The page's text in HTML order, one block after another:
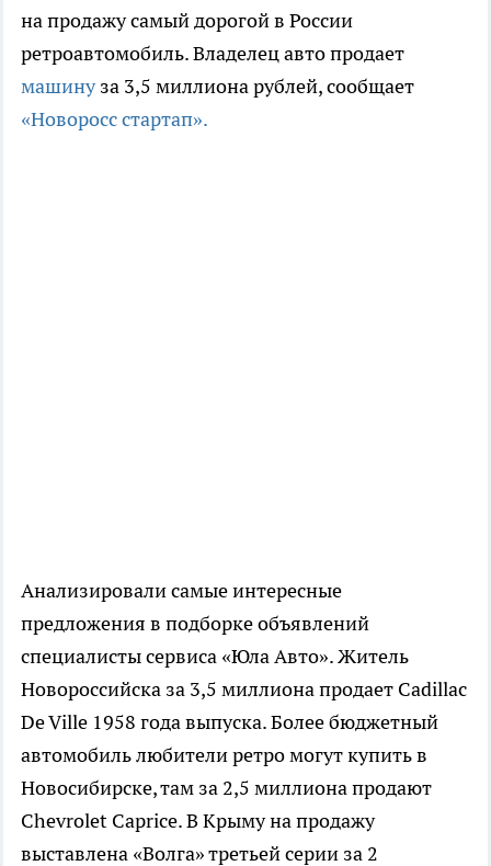
на продажу самый дорогой в России
ретроавтомобиль. Владелец авто продает
машинуза 3,5 миллиона рублей, сообщает
«Новоросс стартап».
Анализировали самые интересные
предложения в подборке объявлений
специалисты сервиса «Юла Авто». Житель
Новороссийска за 3,5 миллиона продает Cadillac
De Ville 1958 года выпуска. Более бюджетный
автомобиль любители ретро могут купить в
Новосибирске, там за 2,5 миллиона продают
Chevrolet Caprice. В Крыму на продажу
выставлена «Волга» третьей серии за 2